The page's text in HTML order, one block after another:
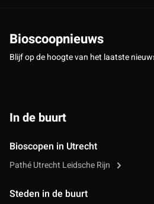
Bioscoopnieuws
Blijf op de hoogte van het laatste
In de buurt
Bioscopen in Utrecht
Pathé Utrecht Leidsche Rijn
Steden in de buurt